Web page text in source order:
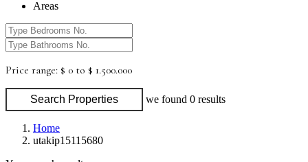
Areas
Price range: $ 0 to $ 1.500.000
Search Properties we found 0 results
Home
utakip15115680